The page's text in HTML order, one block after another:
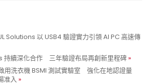
Solutions 以 USB4 驗證實力引領 AI PC 高速傳
持續深化合作 三年驗證布局再創新里程碑
用洗衣機 BSMI 測試實驗室 強化在地認證量
准入